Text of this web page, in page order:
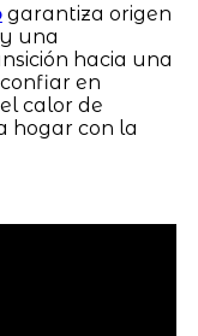
garantiza origen
una
hacia una
en
calor de
hogar con la